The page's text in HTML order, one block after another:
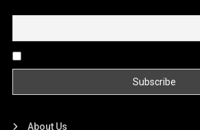
About Us